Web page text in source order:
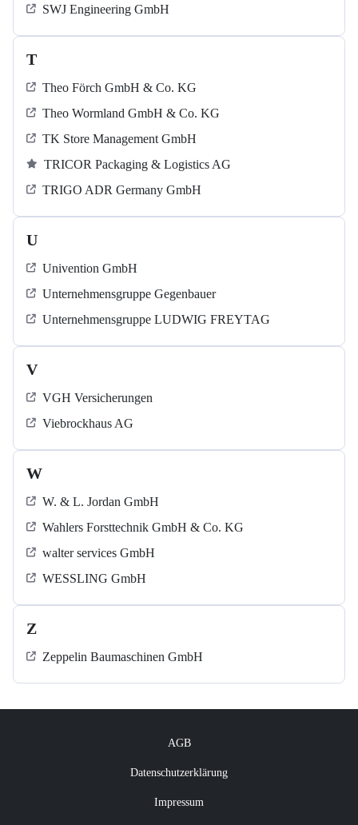
SWJ Engineering GmbH
T
Theo Förch GmbH & Co. KG
Theo Wormland GmbH & Co. KG
TK Store Management GmbH
TRICOR Packaging & Logistics AG
TRIGO ADR Germany GmbH
U
Univention GmbH
Unternehmensgruppe Gegenbauer
Unternehmensgruppe LUDWIG FREYTAG
V
VGH Versicherungen
Viebrockhaus AG
W
W. & L. Jordan GmbH
Wahlers Forsttechnik GmbH & Co. KG
walter services GmbH
WESSLING GmbH
Z
Zeppelin Baumaschinen GmbH
AGB
Datenschutzerklärung
Impressum